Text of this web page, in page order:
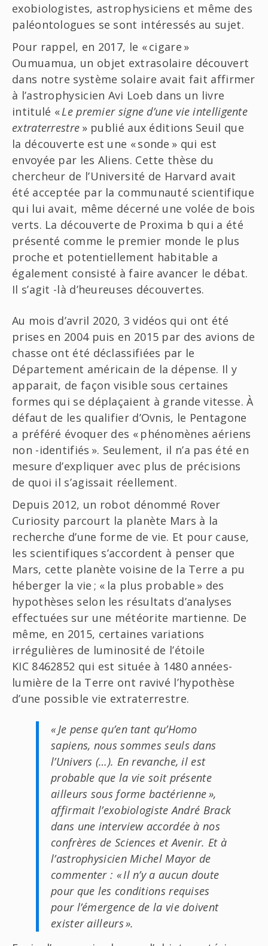
exobiologistes, astrophysiciens et même des
paléontologues se sont intéressés au sujet.
Pour rappel, en 2017, le « cigare »
Oumuamua, un objet extrasolaire découvert
dans notre système solaire avait fait affirmer
à l’astrophysicien Avi Loeb dans un livre
intitulé «Le premier signe d’une vie intelligente
extraterrestre » publié aux éditions Seuil que
la découverte est une « sonde » qui est
envoyée par les Aliens. Cette thèse du
chercheur de l’Université de Harvard avait
été acceptée par la communauté scientifique
qui lui avait, même décerné une volée de bois
verts. La découverte de Proxima b qui a été
présenté comme le premier monde le plus
proche et potentiellement habitable a
également consisté à faire avancer le débat.
Il s’agit -là d’heureuses découvertes.
Au mois d’avril 2020, 3 vidéos qui ont été
prises en 2004 puis en 2015 par des avions de
chasse ont été déclassifiées par le
Département américain de la dépense. Il y
apparait, de façon visible sous certaines
formes qui se déplaçaient à grande vitesse. À
défaut de les qualifier d’Ovnis, le Pentagone
a préféré évoquer des « phénomènes aériens
non -identifiés ». Seulement, il n’a pas été en
mesure d’expliquer avec plus de précisions
de quoi il s’agissait réellement.
Depuis 2012, un robot dénommé Rover
Curiosity parcourt la planète Mars à la
recherche d’une forme de vie. Et pour cause,
les scientifiques s’accordent à penser que
Mars, cette planète voisine de la Terre a pu
héberger la vie ; « la plus probable » des
hypothèses selon les résultats d’analyses
effectuées sur une météorite martienne. De
même, en 2015, certaines variations
irrégulières de luminosité de l’étoile
KIC 8462852 qui est située à 1480 années-
lumière de la Terre ont ravivé l’hypothèse
d’une possible vie extraterrestre.
« Je pense qu’en tant qu’Homo
sapiens, nous sommes seuls dans
l’Univers (…). En revanche, il est
probable que la vie soit présente
ailleurs sous forme bactérienne »,
affirmait l’exobiologiste André Brack
dans une interview accordée à nos
confrères de Sciences et Avenir. Et à
l’astrophysicien Michel Mayor de
commenter : « Il n’y a aucun doute
pour que les conditions requises
pour l’émergence de la vie doivent
exister ailleurs ».